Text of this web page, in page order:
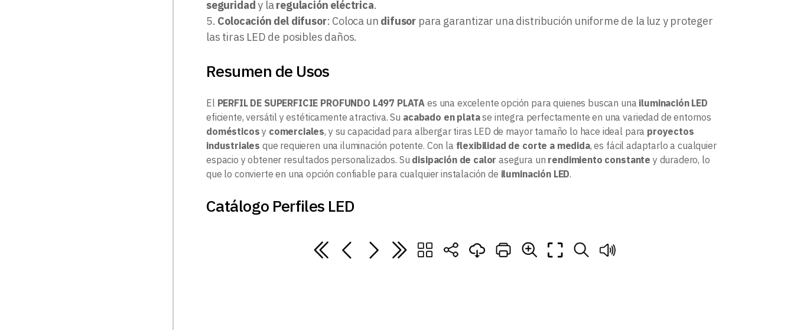
seguridad y laregulación eléctrica.
Colocación del difusor: Coloca un difusor para garantizar una distribución uniforme de la luz y proteger
las tiras LED de posibles daños.
Resumen de Usos
El PERFIL DE SUPERFICIE PROFUNDO L497 PLATA es una excelente opción para quienes buscan una iluminación LED
eficiente, versátil y estéticamente atractiva. Su acabado en platase integra perfectamente en una variedad de entornos
domésticos y comerciales, y su capacidad para albergar tiras LED de mayor tamaño lo hace ideal para proyectos
industriales que requieren una iluminación potente. Con la flexibilidad de corte a medida, es fácil adaptarlo a cualquier
espacio y obtener resultados personalizados. Su disipación de calor asegura un rendimiento constante y duradero, lo
que lo convierte en una opción confiable para cualquier instalación de iluminación LED.
Catálogo Perfiles LED